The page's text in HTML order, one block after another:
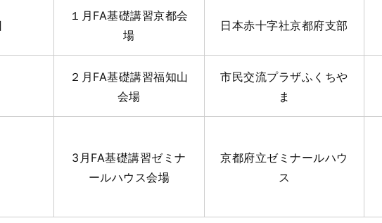
１月FA基礎講習京都会
場
日本赤十字社京都府支部
２月FA基礎講習福知山
会場
市民交流プラザふくちや
ま
3月FA基礎講習ゼミナ
ールハウス会場
京都府立ゼミナールハウ
ス